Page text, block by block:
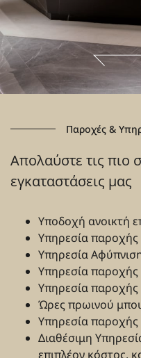
Παροχές &
Απολαύστε τις πιο
εγκαταστάσεις μας
Υποδοχή ανοικτή
Υπηρεσία
Υπηρεσία
Υπηρεσία παροχής
Υπηρεσία
Ώρες πρωινού
Υπηρεσία
Διαθέσιμη
επιπλέον κόστος,